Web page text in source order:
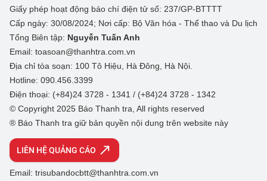
Giấy phép hoạt động báo chí điện tử số: 237/GP-BTTTT
Cấp ngày: 30/08/2024; Nơi cấp: Bộ Văn hóa - Thể thao và Du lịch
Tổng Biên tập: Nguyễn Tuấn Anh
Email: toasoan@thanhtra.com.vn
Địa chỉ tòa soạn: 100 Tô Hiệu, Hà Đông, Hà Nội.
Hotline: 090.456.3399
Điện thoại: (+84)24 3728 - 1341 / (+84)24 3728 - 1342
© Copyright 2025 Báo Thanh tra, All rights reserved
® Báo Thanh tra giữ bản quyền nội dung trên website này
LIÊN HỆ QUẢNG CÁO
Email: trisubandocbtt@thanhtra.com.vn